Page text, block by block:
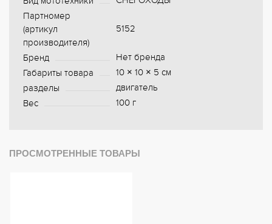
Партномер
(артикул
производителя)
5152
Бренд
Нет бренда
Габариты товара
10 × 10 × 5 см
разделы
двигатель
Вес
100 г
ПРОСМОТРЕННЫЕ ТОВАРЫ